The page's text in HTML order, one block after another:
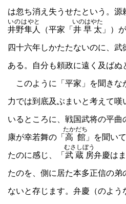
は忽ち消え失うせたという。
井野隼人
いのはやと
（平家「 井早太
いのはやた
」）
四十六年しかたたないのに、
ある。自分も頼政に遠く及ばぬ
このように「平家」を聞きな
力では到底及ぶまいと考えて
いるところに、戦国武将の平
康が幸若舞の「 高館
たかだち
」を聞い
たのに感じ、「 武蔵房
むさしぼう
弁慶は
たのを、側に居た本多正信の
ないと存じます。弁慶（のよ